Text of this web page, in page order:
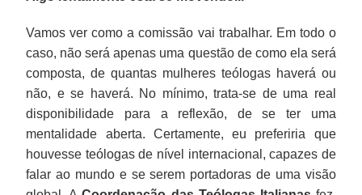
Vamos ver como a comissão vai trabalhar. Em todo o
caso, não será apenas uma questão de como ela será
composta, de quantas mulheres teólogas haverá ou
não, e se haverá. No mínimo, trata-se de uma real
disponibilidade para a reflexão, de se ter uma
mentalidade aberta. Certamente, eu preferiria que
houvesse teólogas de nível internacional, capazes de
falar ao mundo e se serem portadoras de uma visão